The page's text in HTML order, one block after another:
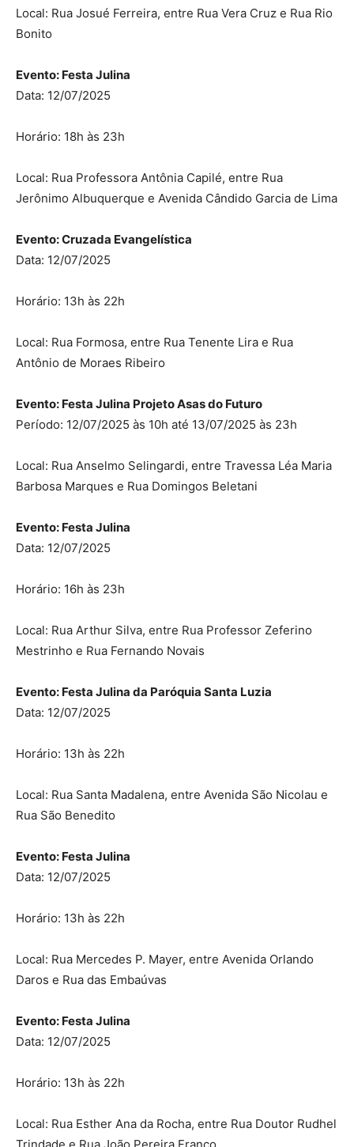
Local: Rua Josué Ferreira, entre Rua Vera Cruz e Rua Rio
Bonito
Evento: Festa Julina
Data: 12/07/2025
Horário: 18h às 23h
Local: Rua Professora Antônia Capilé, entre Rua
Jerônimo Albuquerque e Avenida Cândido Garcia de Lima
Evento: Cruzada Evangelística
Data: 12/07/2025
Horário: 13h às 22h
Local: Rua Formosa, entre Rua Tenente Lira e Rua
Antônio de Moraes Ribeiro
Evento: Festa Julina Projeto Asas do Futuro
Período: 12/07/2025 às 10h até 13/07/2025 às 23h
Local: Rua Anselmo Selingardi, entre Travessa Léa Maria
Barbosa Marques e Rua Domingos Beletani
Evento: Festa Julina
Data: 12/07/2025
Horário: 16h às 23h
Local: Rua Arthur Silva, entre Rua Professor Zeferino
Mestrinho e Rua Fernando Novais
Evento: Festa Julina da Paróquia Santa Luzia
Data: 12/07/2025
Horário: 13h às 22h
Local: Rua Santa Madalena, entre Avenida São Nicolau e
Rua São Benedito
Evento: Festa Julina
Data: 12/07/2025
Horário: 13h às 22h
Local: Rua Mercedes P. Mayer, entre Avenida Orlando
Daros e Rua das Embaúvas
Evento: Festa Julina
Data: 12/07/2025
Horário: 13h às 22h
Local: Rua Esther Ana da Rocha, entre Rua Doutor Rudhel